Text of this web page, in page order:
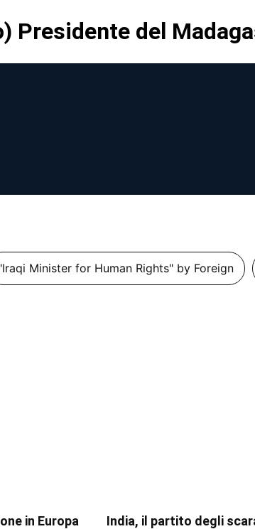
Presidente del
Minister for Human Rights" by Foreign
in Europa
India, il partito degli